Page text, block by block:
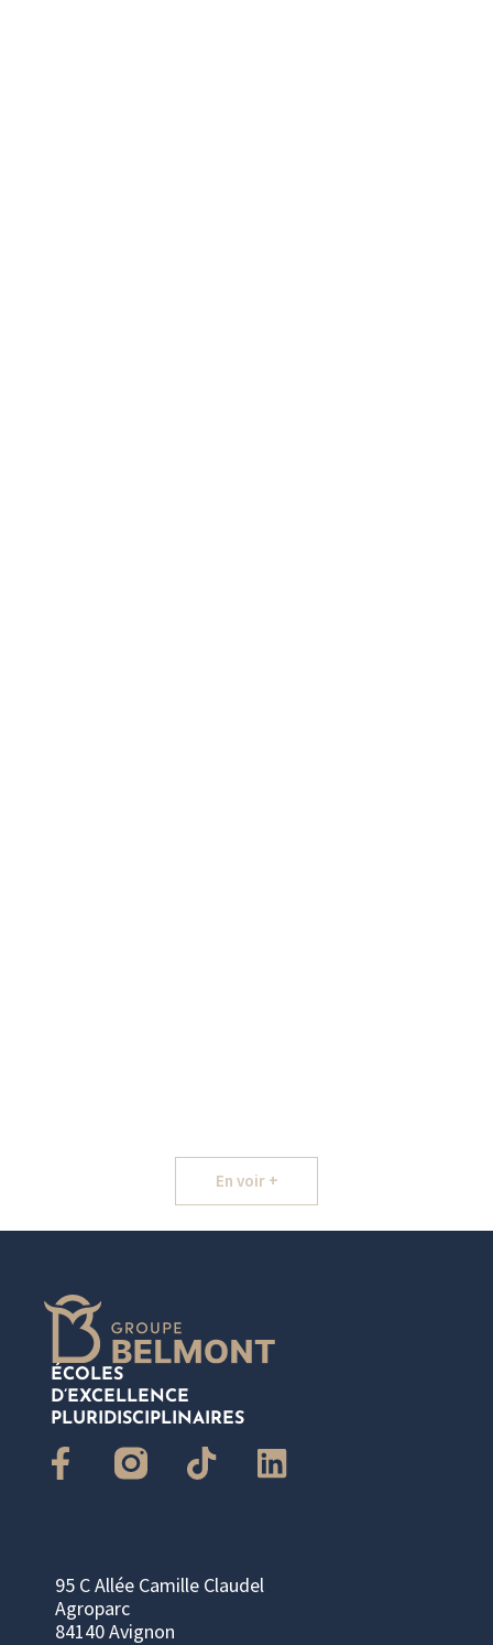
En voir +
ÉCOLES
D’EXCELLENCE
PLURIDISCIPLINAIRES
95 C Allée Camille Claudel
Agroparc
84140 Avignon